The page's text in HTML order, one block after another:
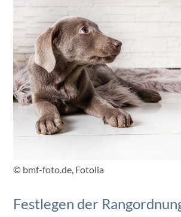
© bmf-foto.de, Fotolia
Festlegen der